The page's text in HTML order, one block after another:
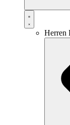
Herren